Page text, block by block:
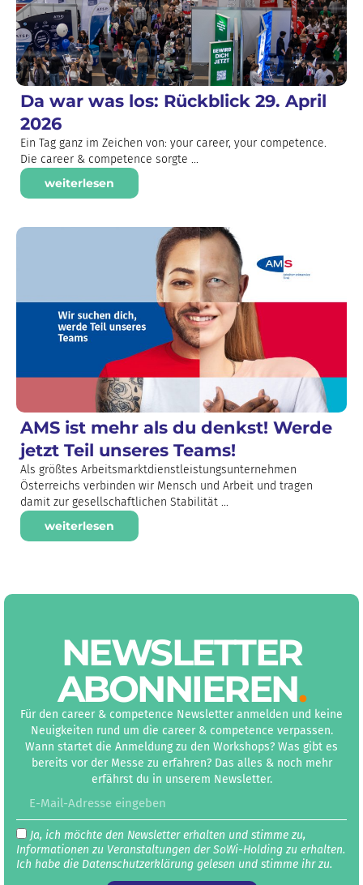
Da war was los: Rückblick 29. April
2026
Ein Tag ganz im Zeichen von: your career, your competence.
Die career & competence sorgte ...
weiterlesen
AMS ist mehr als du denkst! Werde
jetzt Teil unseres Teams!
Als größtes Arbeitsmarktdienstleistungsunternehmen
Österreichs verbinden wir Mensch und Arbeit und tragen
damit zur gesellschaftlichen Stabilität ...
weiterlesen
NEWS­LETTER
ABON­NIEREN.
Für den career & competence Newsletter anmelden und keine
Neuigkeiten rund um die career & competence verpassen.
Wann startet die Anmeldung zu den Workshops? Was gibt es
bereits vor der Messe zu erfahren? Das alles & noch mehr
erfährst du in unserem Newsletter.
Ja, ich möchte den Newsletter erhalten und stimme zu,
Informationen zu Veranstaltungen der SoWi-Holding zu erhalten.
Ich habe die Datenschutz­erklärung gelesen und stimme ihr zu.